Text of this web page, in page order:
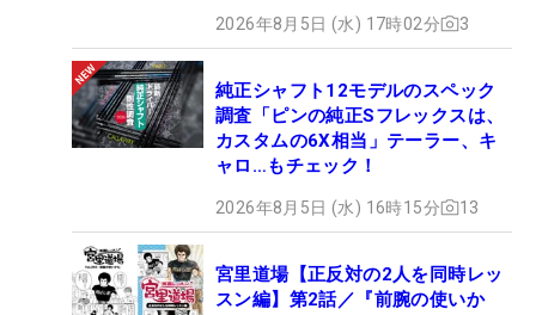
2026年8月5日 (水) 17時02分 3
純正シャフト12モデルのスペック
調査「ピンの純正Sフレックスは、
カスタムの6X相当」テーラー、キ
ャロ…もチェック！
2026年8月5日 (水) 16時15分 13
宮里道場【正反対の2人を同時レッ
スン編】第2話／『前腕の使いか